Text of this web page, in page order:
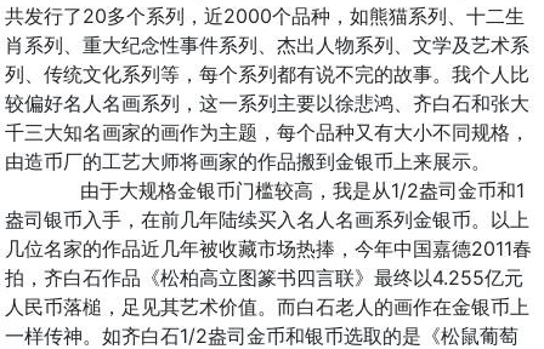
共发行了20多个系列，近2000个品种，如熊猫系列、十二生
肖系列、重大纪念性事件系列、杰出人物系列、文学及艺术系
列、传统文化系列等，每个系列都有说不完的故事。我个人比
较偏好名人名画系列，这一系列主要以徐悲鸿、齐白石和张大
千三大知名画家的画作为主题，每个品种又有大小不同规格，
由造币厂的工艺大师将画家的作品搬到金银币上来展示。
由于大规格金银币门槛较高，我是从1/2盎司金币和1
盎司银币入手，在前几年陆续买入名人名画系列金银币。以上
几位名家的作品近几年被收藏市场热捧，今年中国嘉德2011春
拍，齐白石作品《松柏高立图篆书四言联》最终以4.255亿元
人民币落槌，足见其艺术价值。而白石老人的画作在金银币上
一样传神。如齐白石1/2盎司金币和银币选取的是《松鼠葡萄